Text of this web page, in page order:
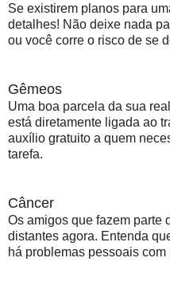
Se existirem planos para
detalhes! Não deixe nada
ou você corre o risco de se
Gêmeos
Uma boa parcela da sua
está diretamente ligada ao
auxílio gratuito a quem
tarefa.
Câncer
Os amigos que fazem parte
distantes agora. Entenda
há problemas pessoais com